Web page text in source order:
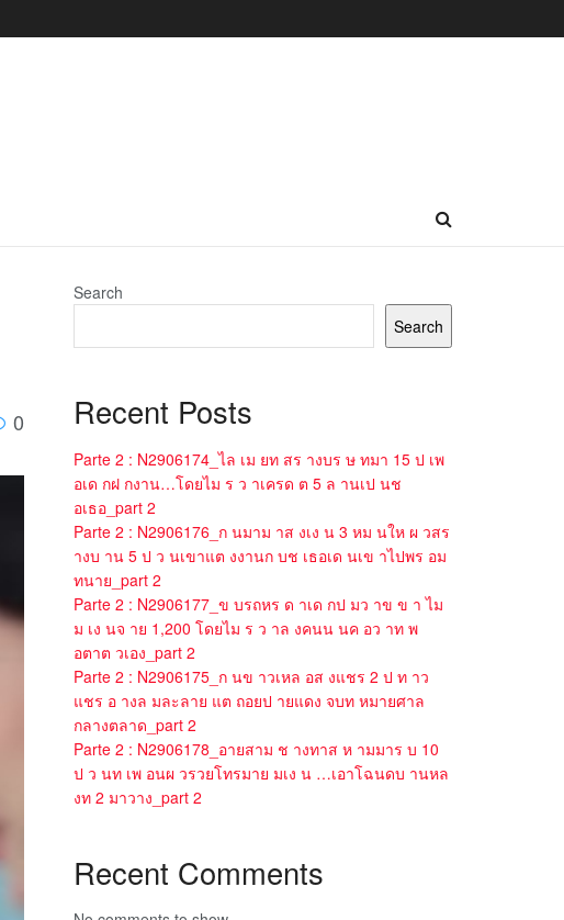
0
Search
Search
Recent Posts
Parte 2 : N2906174_ไล เม ยท สร างบร ษ ทมา 15 ป เพ
อเด กฝ กงาน…โดยไม ร ว าเครด ต 5 ล านเป นช
อเธอ_part 2
Parte 2 : N2906176_ก นมาม าส งเง น 3 หม นให ผ วสร
างบ าน 5 ป ว นเขาแต งงานก บช เธอเด นเข าไปพร อม
ทนาย_part 2
Parte 2 : N2906177_ข บรถหร ด าเด กป มว าข ข า ไม
ม เง นจ าย 1,200 โดยไม ร ว าล งคนน นค อว าท พ
อตาต วเอง_part 2
Parte 2 : N2906175_ก นข าวเหล อส งแชร 2 ป ท าว
แชร อ างล มละลาย แต ถอยป ายแดง จบท หมายศาล
กลางตลาด_part 2
Parte 2 : N2906178_อายสาม ช างทาส ห ามมาร บ 10
ป ว นท เพ อนผ วรวยโทรมาย มเง น …เอาโฉนดบ านหล
งท 2 มาวาง_part 2
Recent Comments